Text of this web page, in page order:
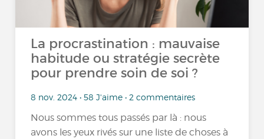
La procrastination : mauvaise
habitude ou stratégie secrète
pour prendre soin de soi ?
8 nov. 2024 • 58 J'aime • 2 commentaires
Nous sommes tous passés par là : nous
avons les yeux rivés sur une liste de choses à